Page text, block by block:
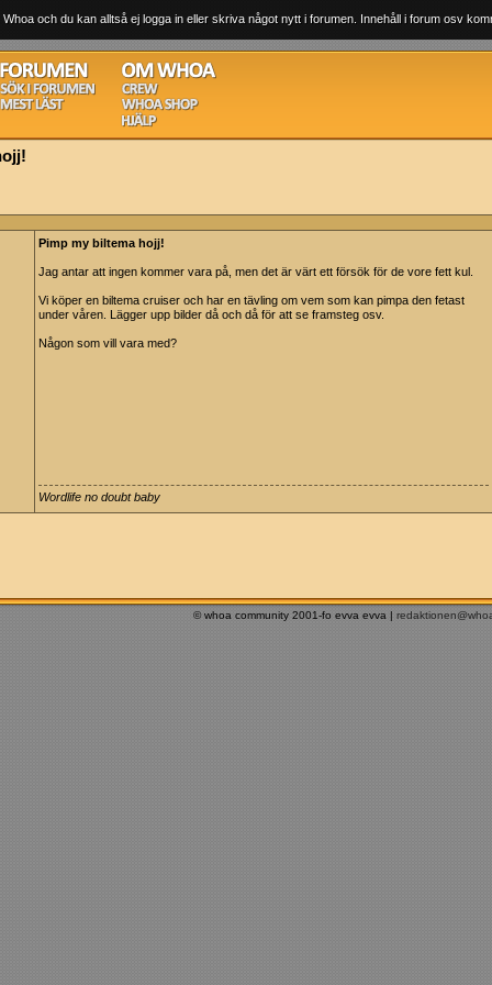
och du kan alltså ej logga in eller skriva något nytt i forumen. Innehåll i forum osv
Pimp my biltema hojj!
Jag antar att ingen kommer vara på, men det är värt ett försök för de vore fett kul.
Vi köper en biltema cruiser och har en tävling om vem som kan pimpa den fetast
under våren. Lägger upp bilder då och då för att se framsteg osv.
Någon som vill vara med?
Wordlife no doubt baby
© whoa community 2001-fo evva evva |